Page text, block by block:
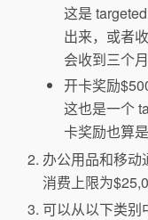
这是
出来，或者
会收到三个
开卡奖励
这也是一个
卡奖励也算
办公用品和移
消费上限为
可以从以下类别